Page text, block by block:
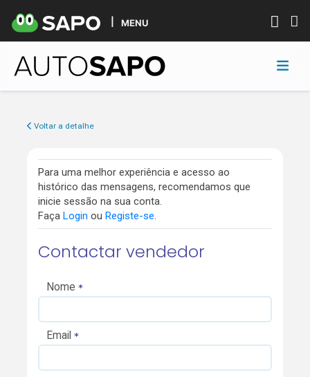
MENU
Voltar a detalhe
Para uma melhor experiência e acesso ao
histórico das mensagens, recomendamos que
inicie sessão na sua conta.
Faça Login ou Registe-se.
Contactar vendedor
Nome
Email